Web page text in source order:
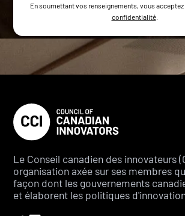
En soumettant vos renseignements, vous
confidentialité.
Le Conseil canadien des innovateurs
organisation axée sur ses membres
façon dont les gouvernements
et élaborent les politiques